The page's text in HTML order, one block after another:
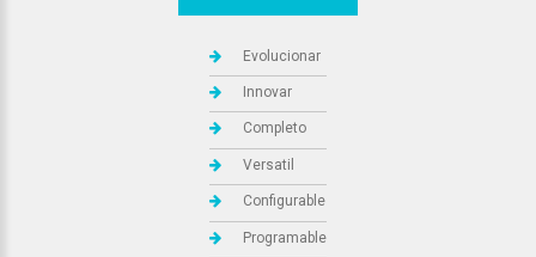
Evolucionar
Innovar
Completo
Versatil
Configurable
Programable